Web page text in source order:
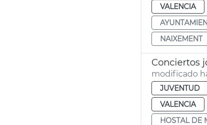
VALENCIA
NAIXEMENT
Conciertos
modificado
JUVENTUD
VALENCIA
HOSTAL DE